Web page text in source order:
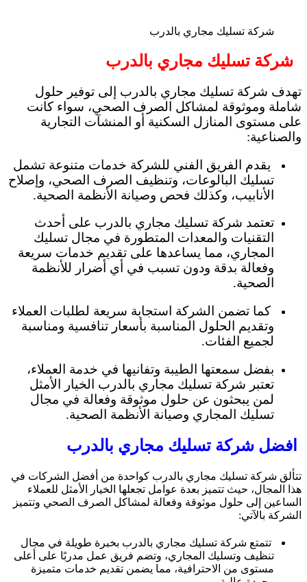
شركة تسليك مجاري بالدرب
شركة تسليك مجاري بالدرب
تهدف شركة تسليك مجاري بالدرب إلى توفير حلول
شاملة وموثوقة لمشاكل الصرف الصحي، سواء كانت
على مستوى المنازل السكنية أو المنشآت التجارية
والصناعية:
يقدم الفريق الفني للشركة خدمات متنوعة تشمل
تسليك البالوعات، وتنظيف الصرف الصحي، وإصلاح
الأنابيب، وكذلك فحص وصيانة الأنظمة الصحية.
تعتمد شركة تسليك مجاري بالدرب على أحدث
التقنيات والمعدات المتطورة في مجال تسليك
المجاري، مما يساعدها على تقديم خدمات سريعة
وفعالة بدقة ودون تسبب في أي أضرار للأنظمة
الصحية.
كما تضمن الشركة استجابة سريعة لطلبات العملاء
وتقديم الحلول المناسبة بأسعار تنافسية ومناسبة
لجميع الفئات.
بفضل سمعتها الطيبة وتفانيها في خدمة العملاء،
تعتبر شركة تسليك مجاري بالدرب الخيار الأمثل
لمن يبحثون عن حلول موثوقة وفعالة في مجال
تسليك المجاري وصيانة الأنظمة الصحية.
افضل شركة تسليك مجاري بالدرب
تتألق شركة تسليك مجاري بالدرب كواحدة من أفضل الشركات في
هذا المجال، حيث تتميز بعدة عوامل تجعلها الخيار الأمثل للعملاء
الساعين إلى حلول موثوقة وفعالة لمشاكل الصرف الصحي وتتميز
الشركة بالآتي:
تتمتع شركة تسليك مجاري بالدرب بخبرة طويلة في مجال
تنظيف وتسليك المجاري، وتضم فريق عمل مدربًا على أعلى
مستوى من الاحترافية، مما يضمن تقديم خدمات متميزة